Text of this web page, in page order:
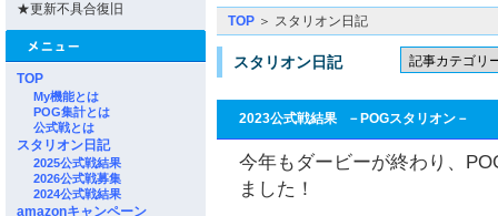
★更新不具合復旧
TOP
My機能とは
POG集計とは
公式戦とは
スタリオン日記
2025公式戦結果
2026公式戦募集
2024公式戦結果
amazonキャンペーン
TOP ＞ スタリオン日記
スタリオン日記
2023公式戦結果 －POGスタリオン－
今年もダービーが終わり、
ました！